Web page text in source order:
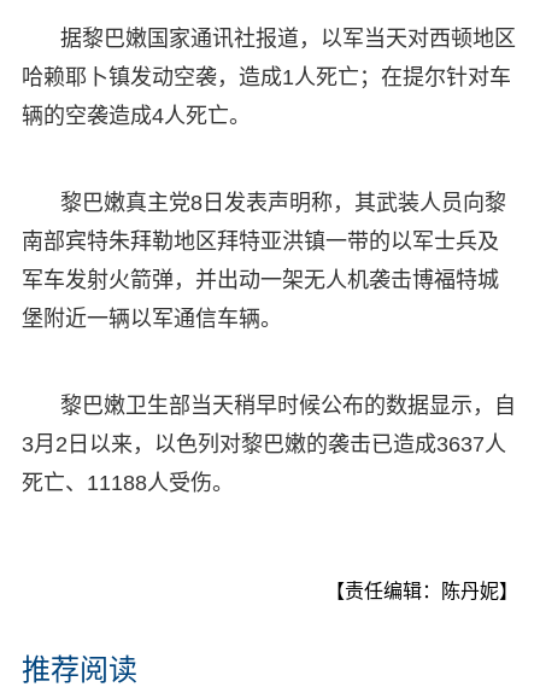
据黎巴嫩国家通讯社报道，以军当天对西顿地区
哈赖耶卜镇发动空袭，造成1人死亡；在提尔针对车
辆的空袭造成4人死亡。
黎巴嫩真主党8日发表声明称，其武装人员向黎
南部宾特朱拜勒地区拜特亚洪镇一带的以军士兵及
军车发射火箭弹，并出动一架无人机袭击博福特城
堡附近一辆以军通信车辆。
黎巴嫩卫生部当天稍早时候公布的数据显示，自
3月2日以来，以色列对黎巴嫩的袭击已造成3637人
死亡、11188人受伤。
【责任编辑：陈丹妮】
推荐阅读